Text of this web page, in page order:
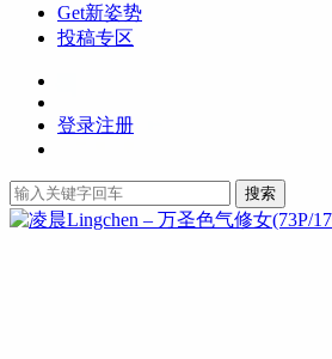
Get新姿势
投稿专区
登录注册
搜索